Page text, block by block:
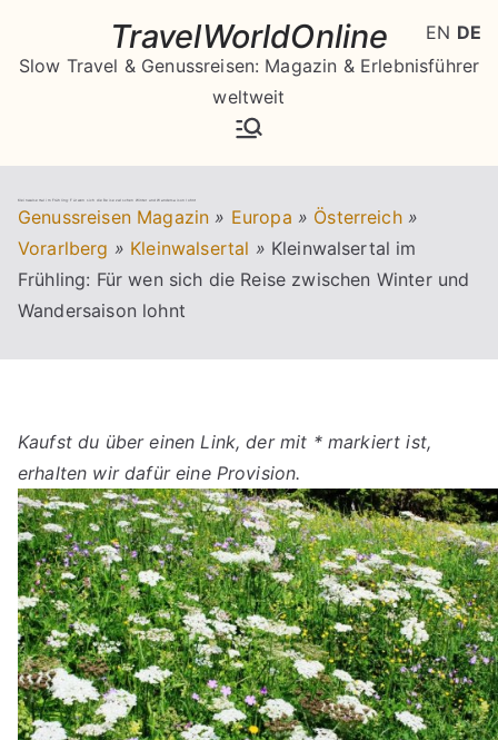
springen
TravelWorldOnline
Slow Travel & Genussreisen: Magazin & Erlebnisführer
weltweit
Kleinwalsertal im Frühling: Für wen sich die Reise zwischen Winter und Wandersaison lohnt
Genussreisen Magazin » Europa » Österreich »
Vorarlberg » Kleinwalsertal » Kleinwalsertal im
Frühling: Für wen sich die Reise zwischen Winter und
Wandersaison lohnt
Kaufst du über einen Link, der mit * markiert ist,
erhalten wir dafür eine Provision.
EN DE